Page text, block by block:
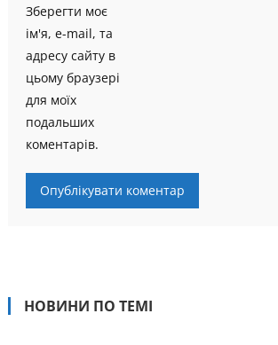
Зберегти моє
ім'я, e-mail, та
адресу сайту в
цьому браузері
для моїх
подальших
коментарів.
НОВИНИ ПО ТЕМІ